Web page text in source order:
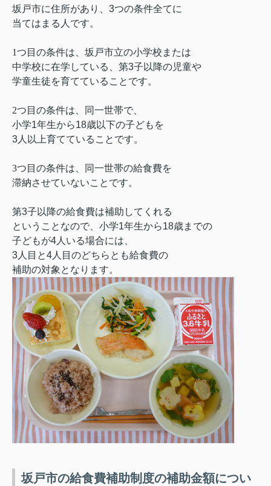
坂戸市に住所があり、 3つの条件全てに
当てはまる人です。
1つ目の条件は、坂戸市立の小学校または
中学校に在学している、第3子以降の児童や
学童生徒を育てていることです。
2つ目の条件は、同一世帯で、
小学1年生から18歳以下の子どもを
3人以上育てていることです。
3つ目の条件は、同一世帯の給食費を
滞納させていないことです。
第3子以降の給食費は補助してくれる
ということなので、小学1年生から18歳までの
子どもが4人いる場合には、
3人目と4人目のどちらとも給食費の
補助の対象となります。
坂戸市の給食費補助制度の補助金額につい